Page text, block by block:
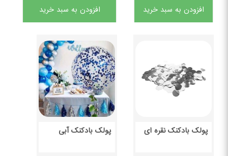
افزودن به سبد خرید افزودن به سبد خرید
پولک بادکنک نقره ای پولک بادکنک آبی